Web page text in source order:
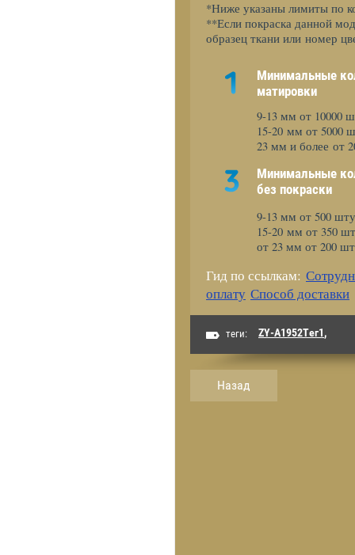
*Ниже указаны лимиты по
**Если покраска данной
образец ткани или номер
Минимальные
матировки
9-13 мм от 10000
15-20 мм от 5000
23 мм и более от
Минимальные
без покраски
9-13 мм от 500
15-20 мм от 350
от 23 мм от 200
Гид по ссылкам:
оплату Способ доставки
теги: ZY-A1952Тег1,
Назад